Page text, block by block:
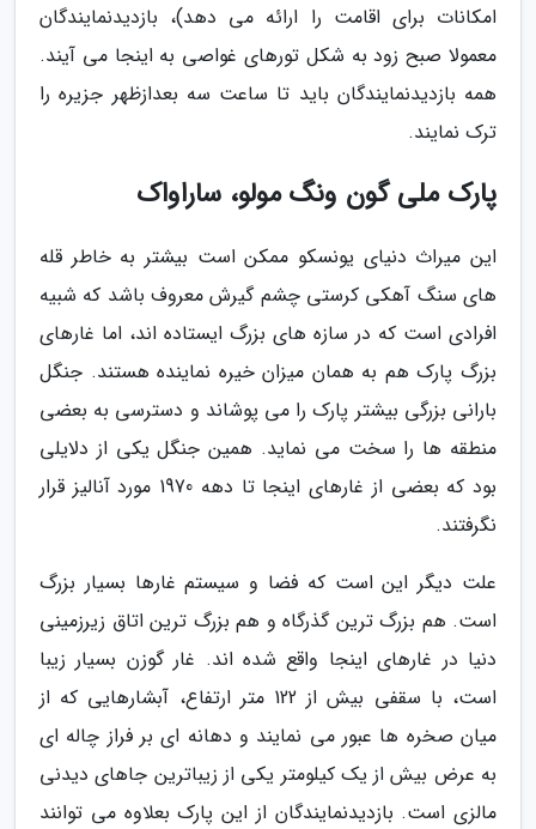
امکانات برای اقامت را ارائه می دهد)، بازدیدنمایندگان
معمولا صبح زود به شکل تورهای غواصی به اینجا می آیند.
همه بازدیدنمایندگان باید تا ساعت سه بعدازظهر جزیره را
ترک نمایند.
پارک ملی گون ونگ مولو، ساراواک
این میراث دنیای یونسکو ممکن است بیشتر به خاطر قله
های سنگ آهکی کرستی چشم گیرش معروف باشد که شبیه
افرادی است که در سازه های بزرگ ایستاده اند، اما غارهای
بزرگ پارک هم به همان میزان خیره نماینده هستند. جنگل
بارانی بزرگی بیشتر پارک را می پوشاند و دسترسی به بعضی
منطقه ها را سخت می نماید. همین جنگل یکی از دلایلی
بود که بعضی از غارهای اینجا تا دهه 1970 مورد آنالیز قرار
نگرفتند.
علت دیگر این است که فضا و سیستم غارها بسیار بزرگ
است. هم بزرگ ترین گذرگاه و هم بزرگ ترین اتاق زیرزمینی
دنیا در غارهای اینجا واقع شده اند. غار گوزن بسیار زیبا
است، با سقفی بیش از 122 متر ارتفاع، آبشارهایی که از
میان صخره ها عبور می نمایند و دهانه ای بر فراز چاله ای
به عرض بیش از یک کیلومتر یکی از زیباترین جاهای دیدنی
مالزی است. بازدیدنمایندگان از این پارک بعلاوه می توانند